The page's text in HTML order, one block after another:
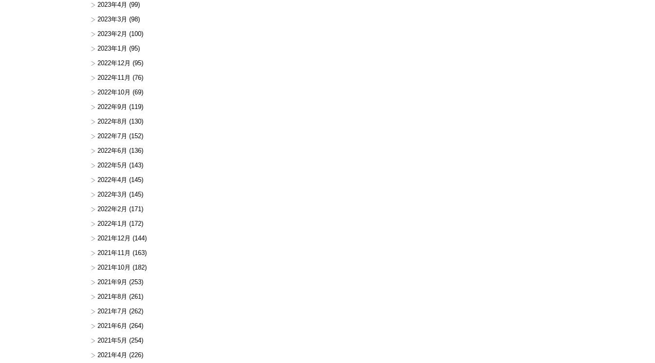
2023年4月 (99)
2023年3月 (98)
2023年2月 (100)
2023年1月 (95)
2022年12月 (95)
2022年11月 (76)
2022年10月 (69)
2022年9月 (119)
2022年8月 (130)
2022年7月 (152)
2022年6月 (136)
2022年5月 (143)
2022年4月 (145)
2022年3月 (145)
2022年2月 (171)
2022年1月 (172)
2021年12月 (144)
2021年11月 (163)
2021年10月 (182)
2021年9月 (253)
2021年8月 (261)
2021年7月 (262)
2021年6月 (264)
2021年5月 (254)
2021年4月 (226)